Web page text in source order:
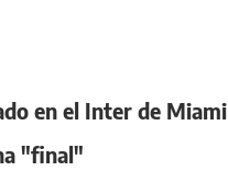
en el Inter de Miami
"final"